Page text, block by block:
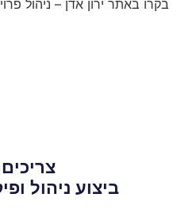
בקרו באתר ירון אדן – ניהול
ביצוע ניהול